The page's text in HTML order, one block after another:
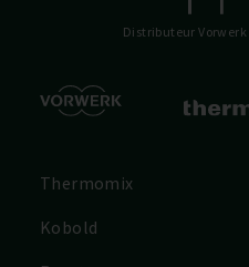
Distributeur Vorwerk
Thermomix
Kobold